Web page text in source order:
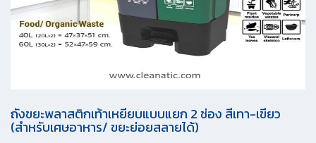
ถังขยะพลาสติกเท้าเหยียบแบบแยก 2 ช่อง สีเทา-เขียว
(สำหรับเศษอาหาร/ ขยะย่อยสลายได้)